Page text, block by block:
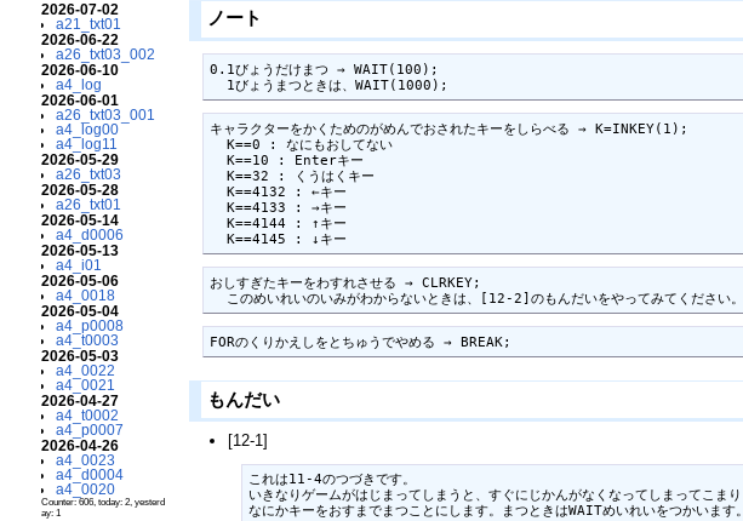
2026-07-02
a21_txt01
2026-06-22
a26_txt03_002
2026-06-10
a4_log
2026-06-01
a26_txt03_001
a4_log00
a4_log11
2026-05-29
a26_txt03
2026-05-28
a26_txt01
2026-05-14
a4_d0006
2026-05-13
a4_i01
2026-05-06
a4_0018
2026-05-04
a4_p0008
a4_t0003
2026-05-03
a4_0022
a4_0021
2026-04-27
a4_t0002
a4_p0007
2026-04-26
a4_0023
a4_d0004
a4_0020
Counter: 606, today: 2, yesterd
ay: 1
ノート
0.1びょうだけまつ → WAIT(100);
  1びょうまつときは、WAIT(1000);
キャラクターをかくためのがめんでおされたキーをしらべる → K=INKEY(1);
  K==0 : なにもおしてない
  K==10 : Enterキー
  K==32 : くうはくキー
  K==4132 : ←キー
  K==4133 : →キー
  K==4144 : ↑キー
  K==4145 : ↓キー
おしすぎたキーをわすれさせる → CLRKEY;
  このめいれいのいみがわからないときは、[12-2]のもんだいをやってみてください。
FORのくりかえしをとちゅうでやめる → BREAK;
もんだい
[12-1]
これは11-4のつづきです。
いきなりゲームがはじまってしまうと、すぐにじかんがなくなってしまってこまり
なにかキーをおすまでまつことにします。まつときはWAITめいれいをつかいます。